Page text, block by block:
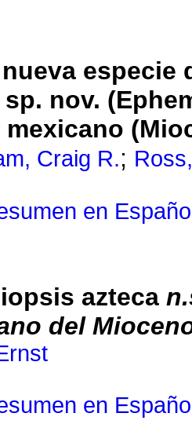
especie
sp. nov.
mexicano
Craig R.;
en
azteca
del
en